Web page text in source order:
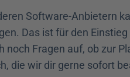
Software-Anbietern
Das ist für den
noch Fragen auf, ob zur
die wir dir gerne sofort